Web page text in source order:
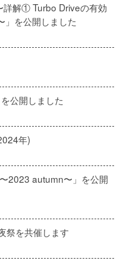
詳解① Turbo Driveの有効
」を公開しました
公開しました
年)
2023 autumn〜」を公開
祭を共催します